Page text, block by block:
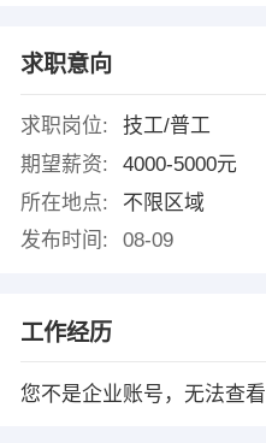
求职意向
求职岗位:
技工/普工
期望薪资:
4000-5000元
所在地点:
不限区域
发布时间:
08-09
工作经历
您不是企业账号，无法查看